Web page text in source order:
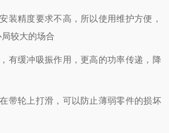
装精度要求不高，所以使用维护方便，
较大的场合
有缓冲吸振作用，更高的功率传递，降
带轮上打滑，可以防止薄弱零件的损坏